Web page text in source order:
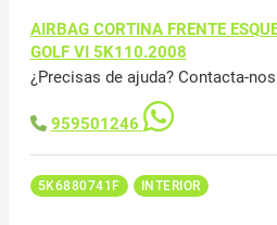
AIRBAG CORTINA FRENTE
GOLF VI 5K110.2008
¿Precisas de ajuda? Contacta-
959501246
5K6880741F INTERIOR